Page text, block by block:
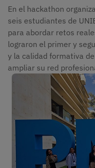
En el hackathon
seis estudiantes de
para abordar retos
lograron el primer y
y la calidad formativa
ampliar su red